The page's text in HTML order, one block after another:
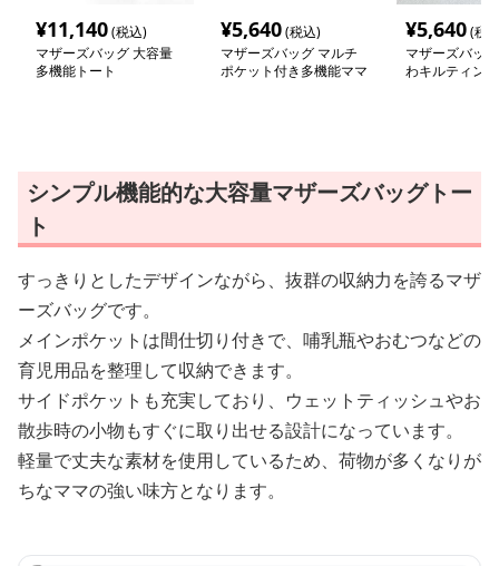
¥11,140(税込)
マザーズバッグ 大容量
多機能トート
¥5,640(税込)
マザーズバッグ マルチ
ポケット付き多機能ママ
¥5,640(税
マザーズバッ
わキルティン
シンプル機能的な大容量マザーズバッグトー
ト
すっきりとしたデザインながら、抜群の収納力を誇るマザ
ーズバッグです。
メインポケットは間仕切り付きで、哺乳瓶やおむつなどの
育児用品を整理して収納できます。
サイドポケットも充実しており、ウェットティッシュやお
散歩時の小物もすぐに取り出せる設計になっています。
軽量で丈夫な素材を使用しているため、荷物が多くなりが
ちなママの強い味方となります。